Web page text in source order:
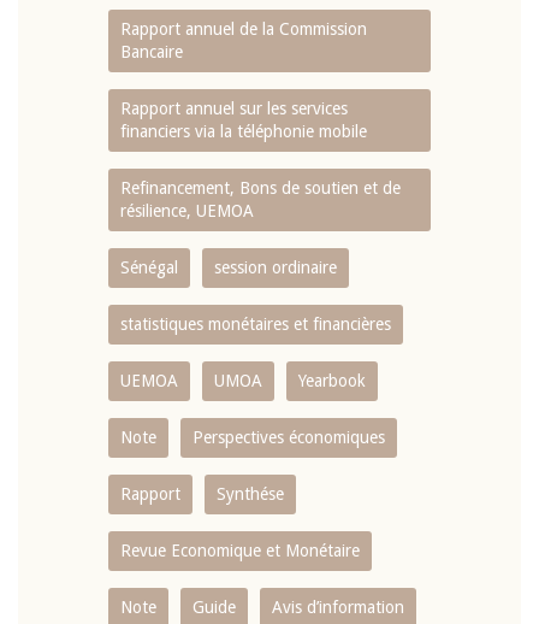
Rapport annuel de la Commission
Bancaire
Rapport annuel sur les services
financiers via la téléphonie mobile
Refinancement, Bons de soutien et de
résilience, UEMOA
Sénégal session ordinaire
statistiques monétaires et financières
UEMOA UMOA Yearbook
Note Perspectives économiques
Rapport Synthése
Revue Economique et Monétaire
Note Guide Avis d’information